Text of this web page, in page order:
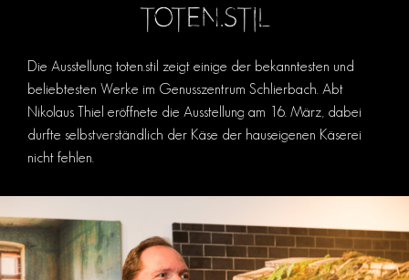
toten.stil
Die Ausstellung toten.stil zeigt einige der bekanntesten und
beliebtesten Werke im Genusszentrum Schlierbach. Abt
Nikolaus Thiel eröffnete die Ausstellung am 16. März, dabei
durfte selbstverständlich der Käse der hauseigenen Käserei
nicht fehlen.